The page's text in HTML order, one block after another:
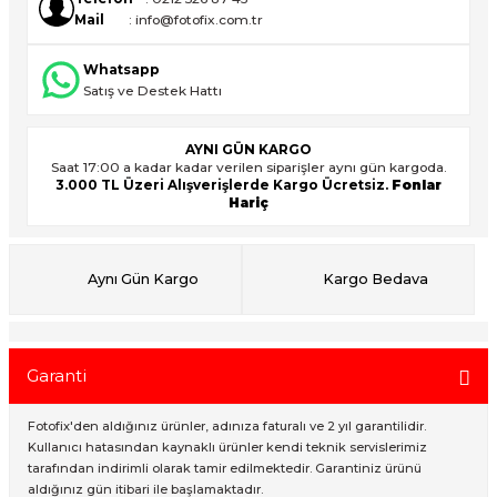
Setleri
Mail
: info@fotofix.com.tr
Whatsapp
Satış ve Destek Hattı
AYNI GÜN KARGO
Saat 17:00 a kadar kadar verilen siparişler aynı gün kargoda.
3.000 TL Üzeri Alışverişlerde Kargo Ücretsiz. Fonlar
Hariç
Aynı Gün Kargo Kargo Bedava
Garanti
Fotofix'den aldığınız ürünler, adınıza faturalı ve 2 yıl garantilidir.
Kullanıcı hatasından kaynaklı ürünler kendi teknik servislerimiz
tarafından indirimli olarak tamir edilmektedir. Garantiniz ürünü
aldığınız gün itibari ile başlamaktadır.